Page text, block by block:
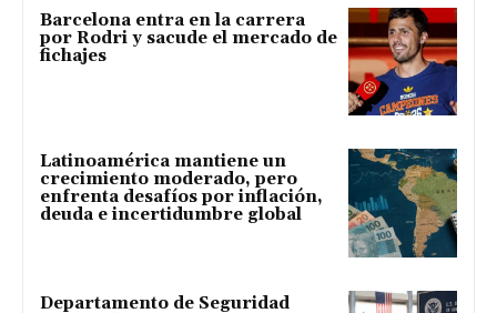
Barcelona entra en la carrera
por Rodri y sacude el mercado de
fichajes
Latinoamérica mantiene un
crecimiento moderado, pero
enfrenta desafíos por inflación,
deuda e incertidumbre global
Departamento de Seguridad